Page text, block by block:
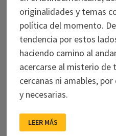
originalidades y temas
política del momento.
tendencia por estos
haciendo camino al
acercarse al misterio de
cercanas ni amables,
y necesarias.
MUJERES
SACRIFICADAS
LEER MÁS